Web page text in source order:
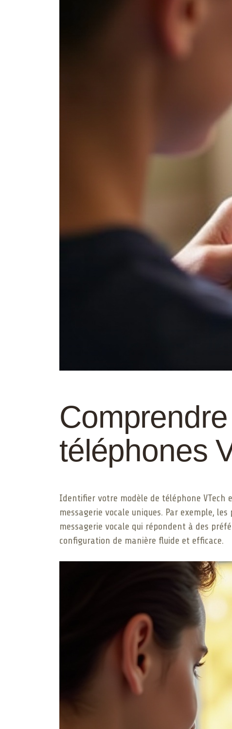
téléphones
Identifier votre modèle de téléphone
messagerie vocale uniques. Par exemple,
messagerie vocale qui répondent à des
configuration de manière fluide et efficace.